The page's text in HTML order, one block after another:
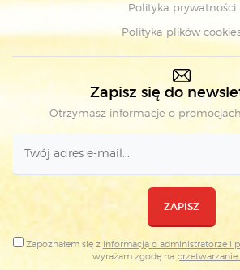
Polityka prywatności
Polityka plików
Zapisz się do
Otrzymasz informacje o
ZAPISZ
Zapoznałem się zinformacją o administratorze i
wyrażam zgodę na przetwarzanie